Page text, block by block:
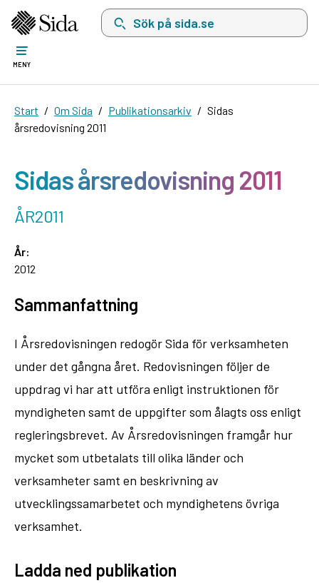
Sök på sida.se, sökförslag kommer att visas
MENY
Start Om Sida Publikationsarkiv
Sidas
årsredovisning 2011
Sidas årsredovisning 2011
ÅR2011
År:
2012
Sammanfattning
I Årsredovisningen redogör Sida för verksamheten
under det gångna året. Redovisningen följer de
uppdrag vi har att utföra enligt instruktionen för
myndigheten samt de uppgifter som ålagts oss enligt
regleringsbrevet. Av Årsredovisningen framgår hur
mycket som utbetalats till olika länder och
verksamheter samt en beskrivning av
utvecklingssamarbetet och myndighetens övriga
verksamhet.
Ladda ned publikation